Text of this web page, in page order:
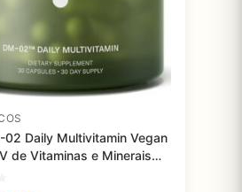
02 Daily Multivitamin Vegan
de Vitaminas e Minerais